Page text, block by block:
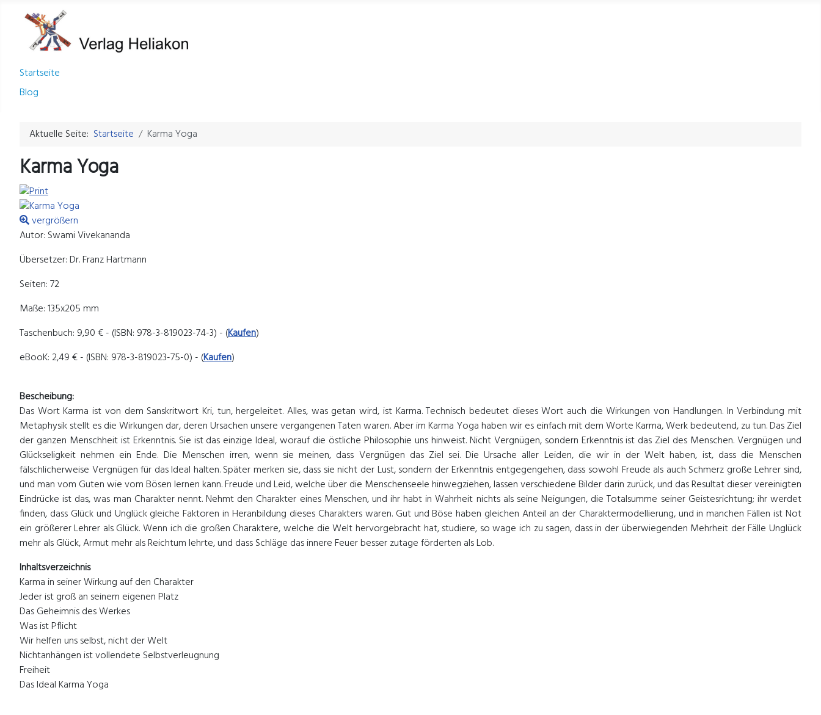
Startseite
Blog
Aktuelle Seite: Startseite Karma Yoga
Karma Yoga
vergrößern
Autor: Swami Vivekananda
Übersetzer: Dr. Franz Hartmann
Seiten: 72
Maße: 135x205 mm
Taschenbuch: 9,90 € - (ISBN: 978-3-819023-74-3) - (Kaufen)
eBooK: 2,49 € - (ISBN: 978-3-819023-75-0) - (Kaufen)
Bescheibung:
Das Wort Karma ist von dem Sanskritwort Kri, tun, hergeleitet. Alles, was getan wird, ist Karma. Technisch bedeutet dieses Wort auch die Wirkungen von Handlungen. In Verbindung mit
Metaphysik stellt es die Wirkungen dar, deren Ursachen unsere vergangenen Taten waren. Aber im Karma Yoga haben wir es einfach mit dem Worte Karma, Werk bedeutend, zu tun. Das Ziel
der ganzen Menschheit ist Erkenntnis. Sie ist das einzige Ideal, worauf die östliche Philosophie uns hinweist. Nicht Vergnügen, sondern Erkenntnis ist das Ziel des Menschen. Vergnügen und
Glückseligkeit nehmen ein Ende. Die Menschen irren, wenn sie meinen, dass Vergnügen das Ziel sei. Die Ursache aller Leiden, die wir in der Welt haben, ist, dass die Menschen
fälschlicherweise Vergnügen für das Ideal halten. Später merken sie, dass sie nicht der Lust, sondern der Erkenntnis entgegengehen, dass sowohl Freude als auch Schmerz große Lehrer sind,
und man vom Guten wie vom Bösen lernen kann. Freude und Leid, welche über die Menschenseele hinwegziehen, lassen verschiedene Bilder darin zurück, und das Resultat dieser vereinigten
Eindrücke ist das, was man Charakter nennt. Nehmt den Charakter eines Menschen, und ihr habt in Wahrheit nichts als seine Neigungen, die Totalsumme seiner Geistesrichtung; ihr werdet
finden, dass Glück und Unglück gleiche Faktoren in Heranbildung dieses Charakters waren. Gut und Böse haben gleichen Anteil an der Charaktermodellierung, und in manchen Fällen ist Not
ein größerer Lehrer als Glück. Wenn ich die großen Charaktere, welche die Welt hervorgebracht hat, studiere, so wage ich zu sagen, dass in der überwiegenden Mehrheit der Fälle Unglück
mehr als Glück, Armut mehr als Reichtum lehrte, und dass Schläge das innere Feuer besser zutage förderten als Lob.
Inhaltsverzeichnis
Karma in seiner Wirkung auf den Charakter
Jeder ist groß an seinem eigenen Platz
Das Geheimnis des Werkes
Was ist Pflicht
Wir helfen uns selbst, nicht der Welt
Nichtanhängen ist vollendete Selbstverleugnung
Freiheit
Das Ideal Karma Yoga